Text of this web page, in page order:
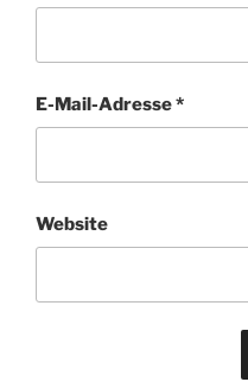
E-Mail-Adresse*
Website